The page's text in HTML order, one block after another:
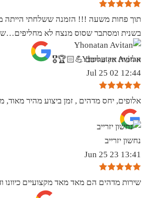
תוך פחות משעה !!! הזמנה ששלחתי הייתה
בשנית ומסתבר שסוס מנצח לא
אליפות אין עליכם 💪🏻🏆🎖
Yhonatan Avitan
12:44 02 Jul 25
אלופים, יחס מדהים , זמן ביצוע מהיר
נחשון יזרייב
13:41 23 Jun 25
שירות מדהים הם מאד מאד מקצועיים כיוונו